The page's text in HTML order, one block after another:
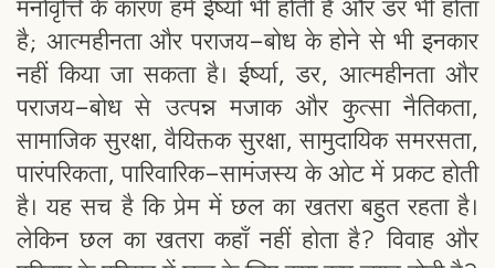
मनोवृत्ति के कारण हमें ईर्ष्या भी होती है और डर भी होता
है; आत्महीनता और पराजय-बोध के होने से भी इनकार
नहीं किया जा सकता है। ईर्ष्या, डर, आत्महीनता और
पराजय-बोध से उत्पन्न मजाक और कुत्सा नैतिकता,
सामाजिक सुरक्षा, वैयिक्तक सुरक्षा, सामुदायिक समरसता,
पारंपरिकता, पारिवारिक-सामंजस्य के ओट में प्रकट होती
है। यह सच है कि प्रेम में छल का खतरा बहुत रहता है।
लेकिन छल का खतरा कहाँ नहीं होता है? विवाह और